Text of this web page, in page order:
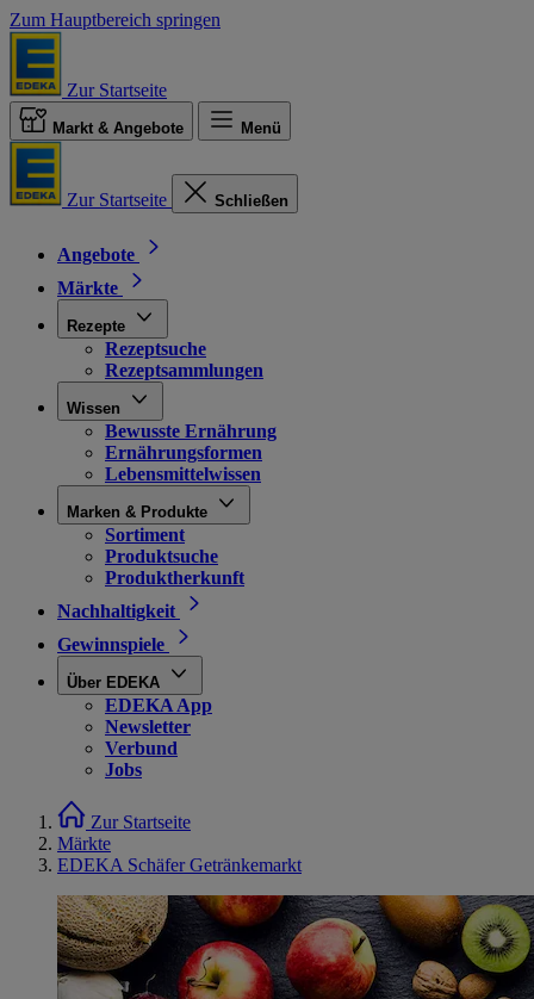
Zum Hauptbereich springen
Zur Startseite
Markt & Angebote Menü
Zur Startseite Schließen
Angebote
Märkte
Rezepte
Rezeptsuche
Rezeptsammlungen
Wissen
Bewusste Ernährung
Ernährungsformen
Lebensmittelwissen
Marken & Produkte
Sortiment
Produktsuche
Produktherkunft
Nachhaltigkeit
Gewinnspiele
Über EDEKA
EDEKA App
Newsletter
Verbund
Jobs
Zur Startseite
Märkte
EDEKA Schäfer Getränkemarkt